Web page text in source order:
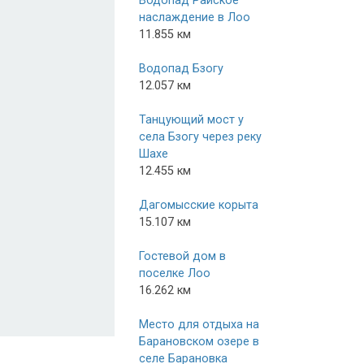
наслаждение в Лоо
11.855 км
Водопад Бзогу
12.057 км
Танцующий мост у
села Бзогу через реку
Шахе
12.455 км
Дагомысские корыта
15.107 км
Гостевой дом в
поселке Лоо
16.262 км
Место для отдыха на
Барановском озере в
селе Барановка